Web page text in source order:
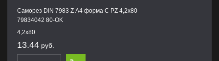
Саморез DIN 7983 Z А4 форма С PZ 4,2х80
79834042 80-OK
4,2х80
13.44 руб.